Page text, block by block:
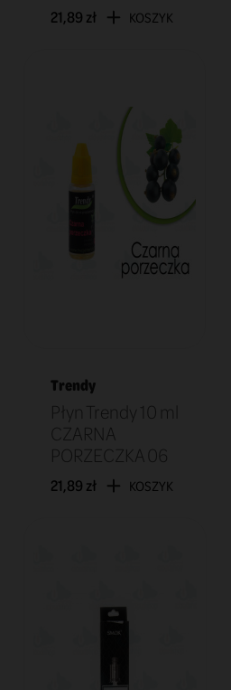
21,89 zł KOSZYK
Trendy
Płyn Trendy 10 ml
CZARNA
PORZECZKA 06
21,89 zł KOSZYK